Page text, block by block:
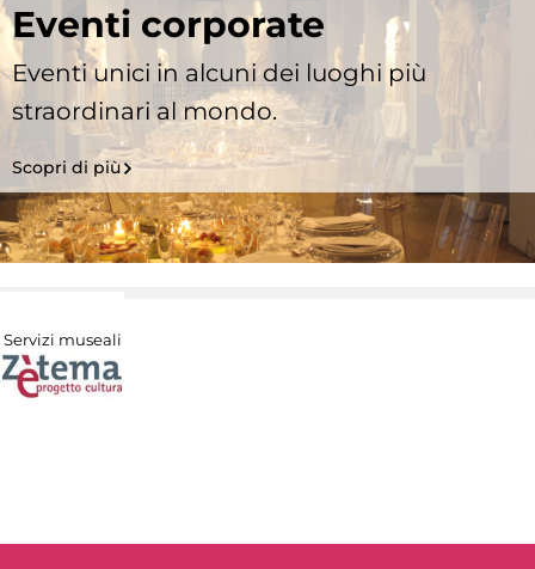
Eventi corporate
Eventi unici in alcuni dei luoghi più
straordinari al mondo.
Scopri di più
Servizi museali